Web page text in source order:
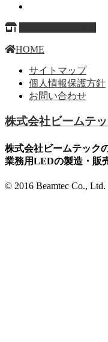
HOME
サイトマップ
個人情報保護方針
お問い合わせ
株式会社ビームテ
株式会社ビームテック
業務用LEDの製造・販
© 2016 Beamtec Co., Ltd.